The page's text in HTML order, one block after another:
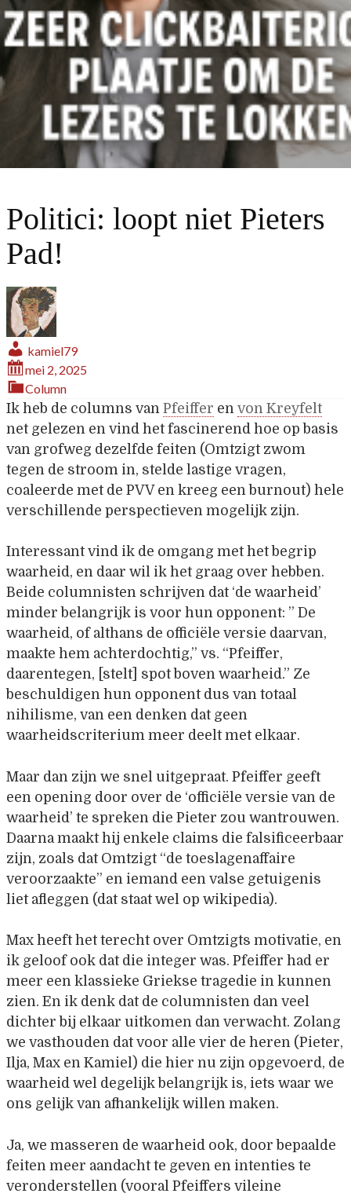
Politici: loopt niet Pieters
Pad!
kamiel79
mei 2, 2025
Column
Ik heb de columns van Pfeiffer en von Kreyfelt
net gelezen en vind het fascinerend hoe op basis
van grofweg dezelfde feiten (Omtzigt zwom
tegen de stroom in, stelde lastige vragen,
coaleerde met de PVV en kreeg een burnout) hele
verschillende perspectieven mogelijk zijn.
Interessant vind ik de omgang met het begrip
waarheid, en daar wil ik het graag over hebben.
Beide columnisten schrijven dat ‘de waarheid’
minder belangrijk is voor hun opponent: ” De
waarheid, of althans de officiële versie daarvan,
maakte hem achterdochtig,” vs. “Pfeiffer,
daarentegen, [stelt] spot boven waarheid.” Ze
beschuldigen hun opponent dus van totaal
nihilisme, van een denken dat geen
waarheidscriterium meer deelt met elkaar.
Maar dan zijn we snel uitgepraat. Pfeiffer geeft
een opening door over de ‘officiële versie van de
waarheid’ te spreken die Pieter zou wantrouwen.
Daarna maakt hij enkele claims die falsificeerbaar
zijn, zoals dat Omtzigt “de toeslagenaffaire
veroorzaakte” en iemand een valse getuigenis
liet afleggen (dat staat wel op wikipedia).
Max heeft het terecht over Omtzigts motivatie, en
ik geloof ook dat die integer was. Pfeiffer had er
meer een klassieke Griekse tragedie in kunnen
zien. En ik denk dat de columnisten dan veel
dichter bij elkaar uitkomen dan verwacht. Zolang
we vasthouden dat voor alle vier de heren (Pieter,
Ilja, Max en Kamiel) die hier nu zijn opgevoerd, de
waarheid wel degelijk belangrijk is, iets waar we
ons gelijk van afhankelijk willen maken.
Ja, we masseren de waarheid ook, door bepaalde
feiten meer aandacht te geven en intenties te
veronderstellen (vooral Pfeiffers vileine